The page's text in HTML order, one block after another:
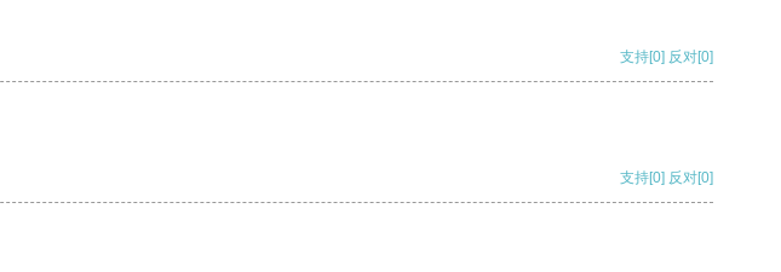
支持[0] 反对[0]
支持[0] 反对[0]